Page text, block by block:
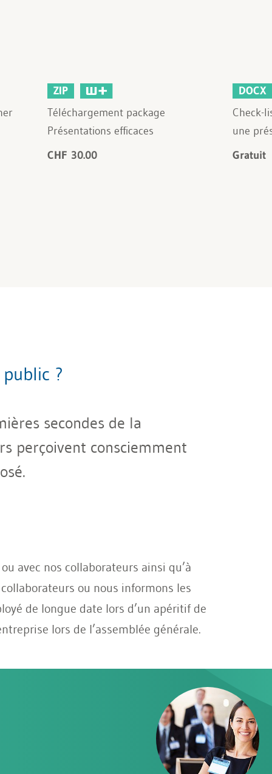
ZIP
Téléchargement package
Présentations efficaces
CHF 30.00
DOCX
Check-
une
Gratuit
?
secondes de la
perçoivent consciemment
avec nos collaborateurs ainsi qu’à
ou nous informons les
de longue date lors d’un apéritif de
lors de l’assemblée générale.